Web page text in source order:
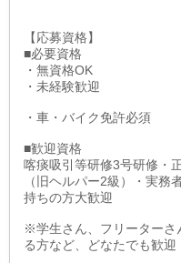
【応募資格】
■必要資格
・無資格OK
・未経験歓迎
・車・バイク免許必須
■歓迎資格
喀痰吸引等研修3号研修・
（旧ヘルパー2級）・実務
持ちの方大歓迎
※学生さん、フリーターさ
る方など、どなたでも歓迎